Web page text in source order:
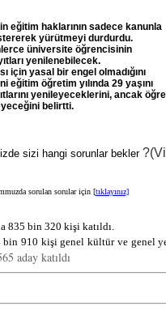
haklarının sadece kanunla
yürütmeyi durdurdu.
üniversite öğrencisinin
yenilenebilecek.
için yasal bir engel olmadığını
öğretim yılında 29 yaşını
yenileyeceklerini, ancak
belirtti.
sizi hangi sorunlar bekler
sorulan sorular için [tıklayınız]
bin 320 kişi katıldı.
kişi genel kültür ve genel
aday katıldı